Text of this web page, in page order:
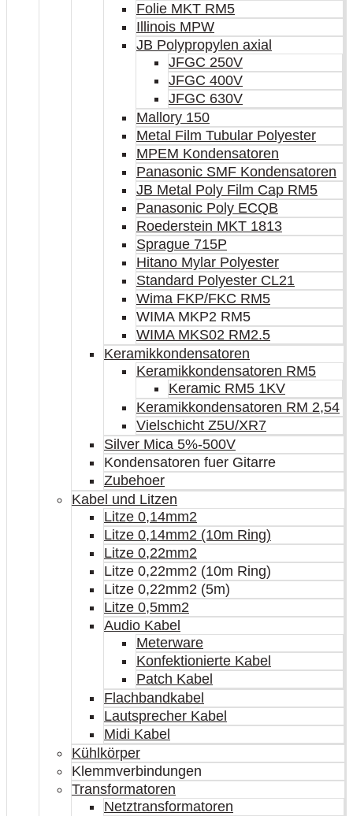
Folie MKT RM5
Illinois MPW
JB Polypropylen axial
JFGC 250V
JFGC 400V
JFGC 630V
Mallory 150
Metal Film Tubular Polyester
MPEM Kondensatoren
Panasonic SMF Kondensatoren
JB Metal Poly Film Cap RM5
Panasonic Poly ECQB
Roederstein MKT 1813
Sprague 715P
Hitano Mylar Polyester
Standard Polyester CL21
Wima FKP/FKC RM5
WIMA MKP2 RM5
WIMA MKS02 RM2.5
Keramikkondensatoren
Keramikkondensatoren RM5
Keramic RM5 1KV
Keramikkondensatoren RM 2,54
Vielschicht Z5U/XR7
Silver Mica 5%-500V
Kondensatoren fuer Gitarre
Zubehoer
Kabel und Litzen
Litze 0,14mm2
Litze 0,14mm2 (10m Ring)
Litze 0,22mm2
Litze 0,22mm2 (10m Ring)
Litze 0,22mm2 (5m)
Litze 0,5mm2
Audio Kabel
Meterware
Konfektionierte Kabel
Patch Kabel
Flachbandkabel
Lautsprecher Kabel
Midi Kabel
Kühlkörper
Klemmverbindungen
Transformatoren
Netztransformatoren